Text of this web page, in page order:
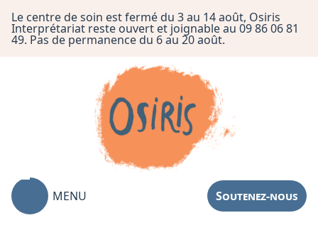
Le centre de soin est fermé du 3 au 14 août, Osiris
Interprétariat reste ouvert et joignable au 09 86 06 81
49. Pas de permanence du 6 au 20 août.
MENU Soutenez-nous